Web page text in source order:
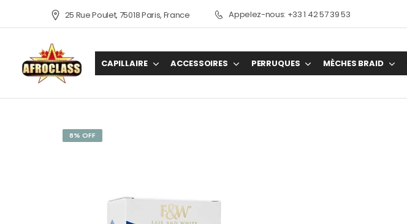
25 Rue Poulet, 75018 Paris, France Appelez-nous: +33 1 42 57 39 53
CAPILLAIRE ACCESSOIRES PERRUQUES MÈCHES BRAID
8% OFF